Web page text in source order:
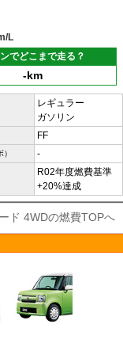
L
でどこまで走る？
-km
レギュラー
ガソリン
FF
-
R02年度燃費基準
+20%達成
ド 4WDの燃費TOPへ